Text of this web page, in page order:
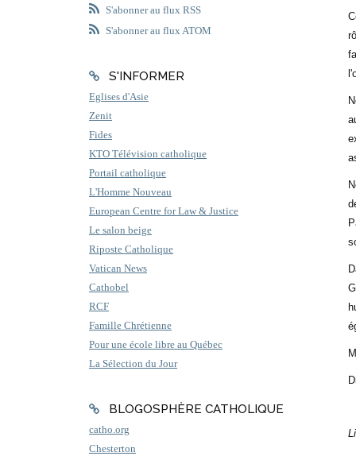
S'abonner au flux RSS
S'abonner au flux ATOM
S'INFORMER
Eglises d'Asie
Zenit
Fides
KTO Télévision catholique
Portail catholique
L'Homme Nouveau
European Centre for Law & Justice
Le salon beige
Riposte Catholique
Vatican News
Cathobel
RCF
Famille Chrétienne
Pour une école libre au Québec
La Sélection du Jour
BLOGOSPHÈRE CATHOLIQUE
catho.org
Chesterton